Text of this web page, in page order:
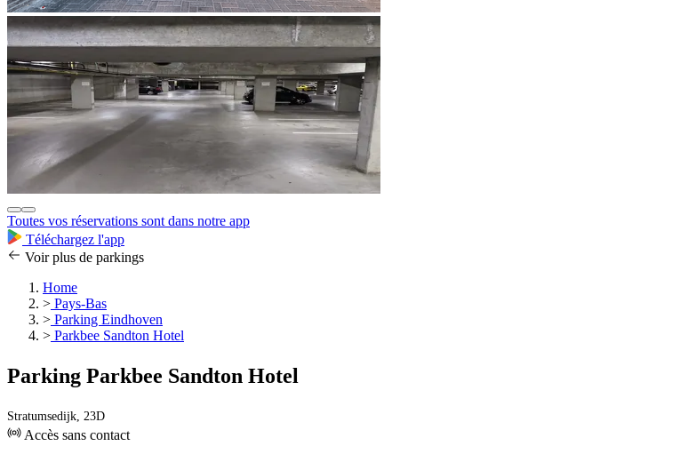
Toutes vos réservations sont dans notre app
Téléchargez l'app
Voir plus de parkings
Home
> Pays-Bas
> Parking Eindhoven
> Parkbee Sandton Hotel
Parking Parkbee Sandton Hotel
Stratumsedijk, 23D
Accès sans contact